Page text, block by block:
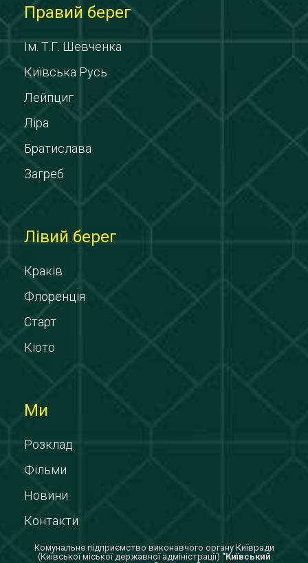
Правий берег
Ім. Т.Г. Шевченка
Київська Русь
Лейпциг
Ліра
Братислава
Загреб
Лівий берег
Краків
Флоренція
Старт
Кіото
Ми
Розклад
Фільми
Новини
Контакти
Комунальне підприємство виконавчого органу Київради
(Київської міської державної адміністрації) "Київський